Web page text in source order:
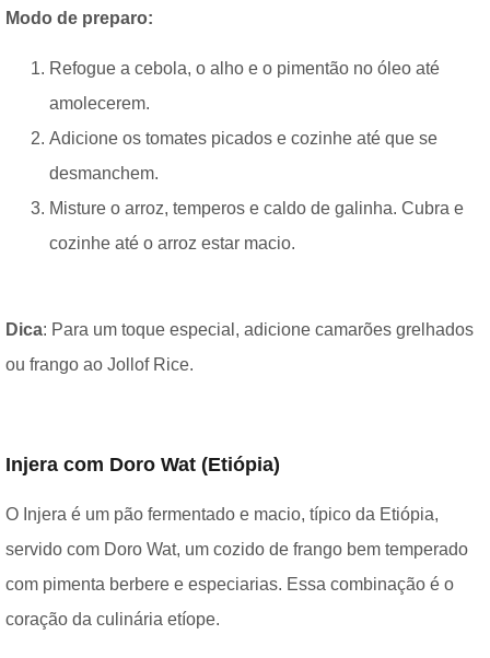
Modo de preparo:
Refogue a cebola, o alho e o pimentão no óleo até
amolecerem.
Adicione os tomates picados e cozinhe até que se
desmanchem.
Misture o arroz, temperos e caldo de galinha. Cubra e
cozinhe até o arroz estar macio.
Dica: Para um toque especial, adicione camarões grelhados
ou frango ao Jollof Rice.
Injera com Doro Wat (Etiópia)
O Injera é um pão fermentado e macio, típico da Etiópia,
servido com Doro Wat, um cozido de frango bem temperado
com pimenta berbere e especiarias. Essa combinação é o
coração da culinária etíope.